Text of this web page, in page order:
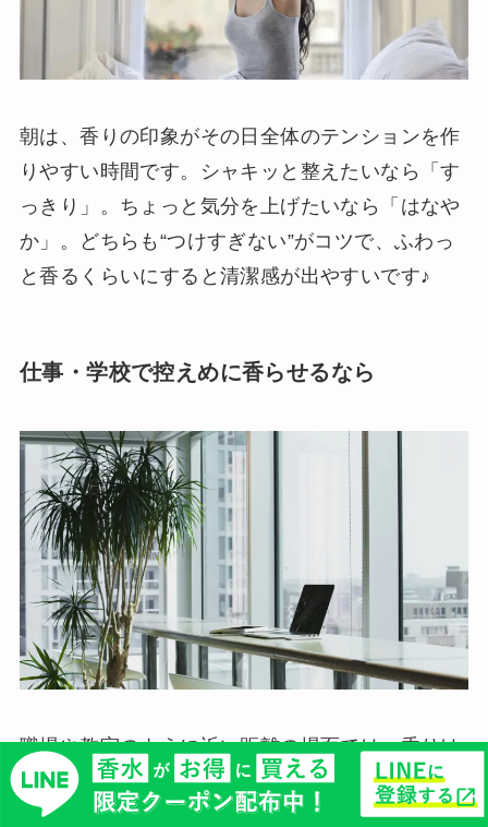
朝は、香りの印象がその日全体のテンションを作
りやすい時間です。シャキッと整えたいなら「す
っきり」。ちょっと気分を上げたいなら「はなや
か」。どちらも“つけすぎない”がコツで、ふわっ
と香るくらいにすると清潔感が出やすいです♪
仕事・学校で控えめに香らせるなら
職場や教室のように近い距離の場面では、香りは
「自分のため」が基本。周りに届かせようとせ
ず、近づいたときにほんのり感じるくらいが好印